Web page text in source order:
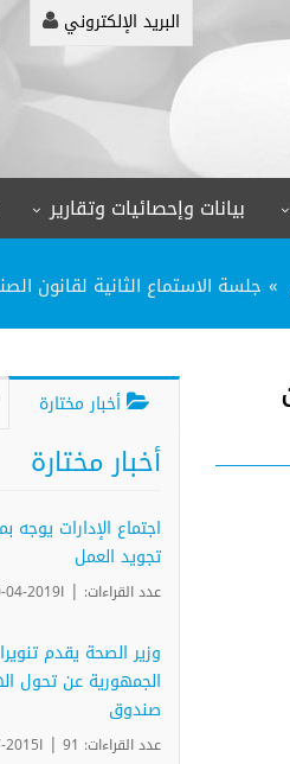
البريد الإلكتروني
بيانات وإحصائيات وتقارير
جلسة الاستماع الثانية لقانون
أخبار مختارة
أخبار مختارة
اجتماع الإدارات يوجه
تجويد العمل
عدد القراءات: | ا2019-04-30 00:00:00
وزير الصحة يقدم
الجمهورية عن تحول
صندوق
عدد القراءات: 91 | ا2015-07-31 16:43:02